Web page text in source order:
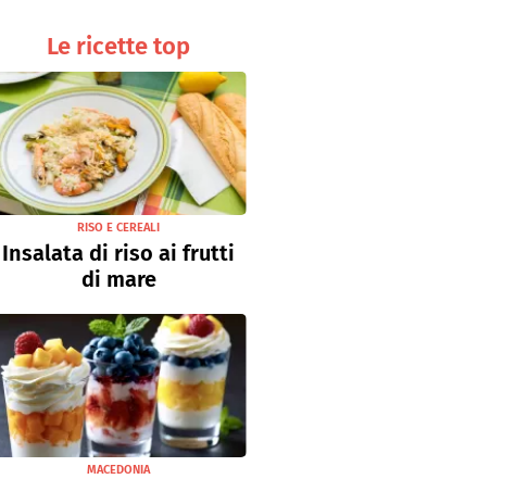
Le ricette top
RISO E CEREALI
Insalata di riso ai frutti
di mare
MACEDONIA